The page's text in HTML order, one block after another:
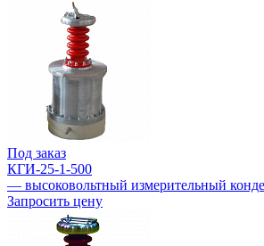
Под заказ
КГИ-25-1-500
— высоковольтный измерительный
Запросить цену